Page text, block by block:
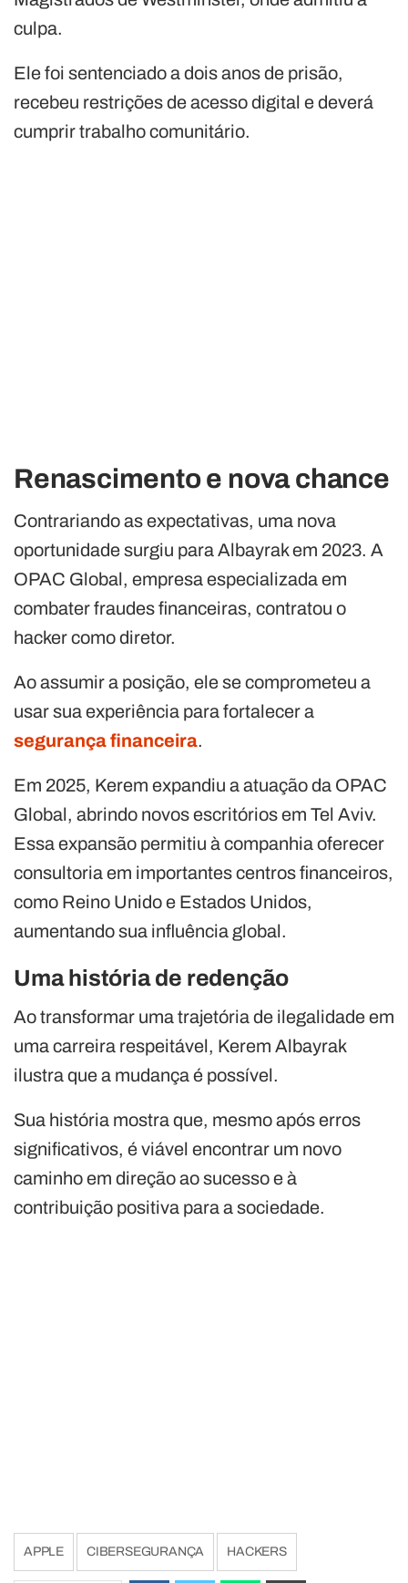
culpa.
Ele foi sentenciado a dois anos de prisão,
recebeu restrições de acesso digital e deverá
cumprir trabalho comunitário.
Renascimento e nova chance
Contrariando as expectativas, uma nova
oportunidade surgiu para Albayrak em 2023. A
OPAC Global, empresa especializada em
combater fraudes financeiras, contratou o
hacker como diretor.
Ao assumir a posição, ele se comprometeu a
usar sua experiência para fortalecer a
segurança financeira.
Em 2025, Kerem expandiu a atuação da OPAC
Global, abrindo novos escritórios em Tel Aviv.
Essa expansão permitiu à companhia oferecer
consultoria em importantes centros financeiros,
como Reino Unido e Estados Unidos,
aumentando sua influência global.
Uma história de redenção
Ao transformar uma trajetória de ilegalidade em
uma carreira respeitável, Kerem Albayrak
ilustra que a mudança é possível.
Sua história mostra que, mesmo após erros
significativos, é viável encontrar um novo
caminho em direção ao sucesso e à
contribuição positiva para a sociedade.
APPLE CIBERSEGURANÇA HACKERS